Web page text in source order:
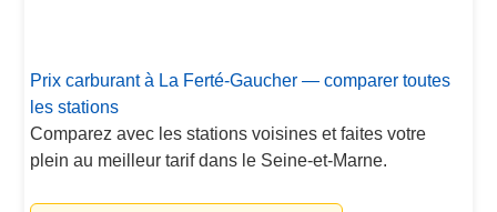
Prix carburant à La Ferté-Gaucher — comparer toutes
les stations
Comparez avec les stations voisines et faites votre
plein au meilleur tarif dans le Seine-et-Marne.